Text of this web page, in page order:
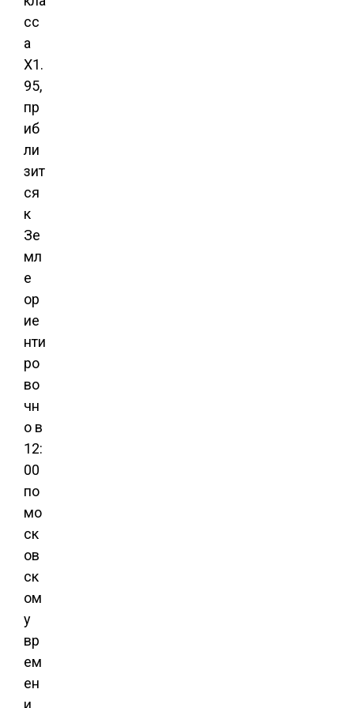
сс
а
X1.
95,
пр
иб
ли
зит
ся
к
Зе
мл
е
ор
ие
нти
ро
во
чн
о в
12:
00
по
мо
ск
ов
ск
ом
у
вр
ем
ен
и